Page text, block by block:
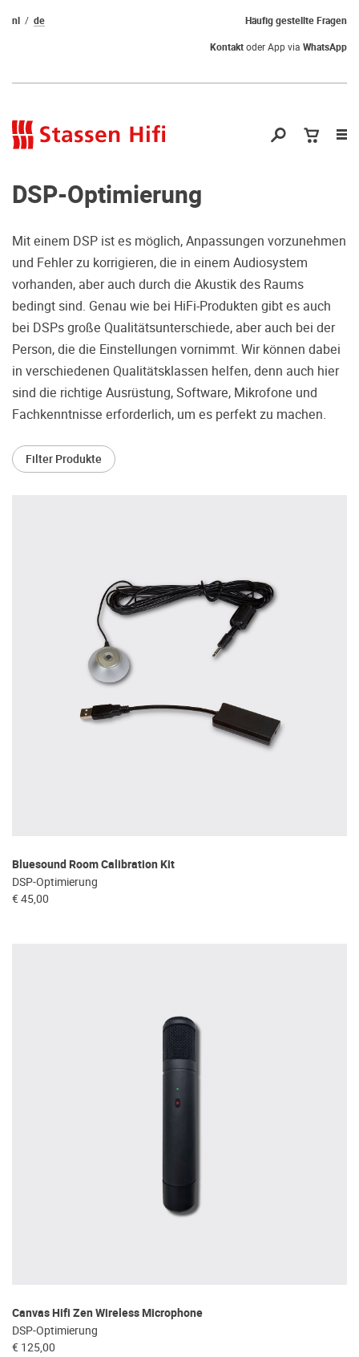
Qual der Wahl?
Warum kommen Sie nicht vorbei und
hören erstmal Probe? Dadurch stellen
Sie sicher, dass Sie die richtige Wahl
treffen.
Oft werden Produkte auf Empfehlung
Dritter oder z.B. aufgrund einer Rezension
Entscheidung, weil ihr persönlicher
Geschmack doch anders ist als der
Vereinbaren Sie einen Hörtermin.
Häufig gestellte Fragen
nl
de
Kontaktoder App via WhatsApp
DSP-Optimierung
Mit einem DSP ist es möglich, Anpassungen vorzunehmen
und Fehler zu korrigieren, die in einem Audiosystem
vorhanden, aber auch durch die Akustik des Raums
bedingt sind. Genau wie bei HiFi-Produkten gibt es auch
bei DSPs große Qualitätsunterschiede, aber auch bei der
Person, die die Einstellungen vornimmt. Wir können dabei
in verschiedenen Qualitätsklassen helfen, denn auch hier
sind die richtige Ausrüstung, Software, Mikrofone und
Fachkenntnisse erforderlich, um es perfekt zu machen.
Filter Produkte
Bluesound Room Calibration Kit
DSP-Optimierung
€ 45,00
Canvas Hifi Zen Wireless Microphone
DSP-Optimierung
€ 125,00